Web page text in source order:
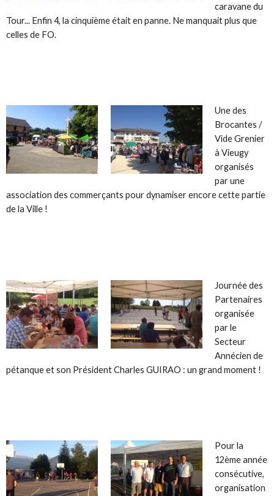
caravane du
Tour... Enfin 4, la cinquième était en panne. Ne manquait plus que
celles de FO.
Une des
Brocantes /
Vide Grenier
à Vieugy
organisés
par une
association des commerçants pour dynamiser encore cette partie
de la Ville !
Journée des
Partenaires
organisée
par le
Secteur
Annécien de
pétanque et son Président Charles GUIRAO : un grand moment !
Pour la
12ème année
consécutive,
organisation